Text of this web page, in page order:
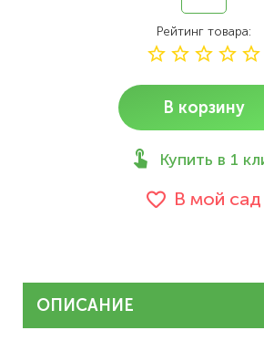
Рейтинг товара
В корзину
Купить в 1
В мой сад
ОПИСАНИЕ